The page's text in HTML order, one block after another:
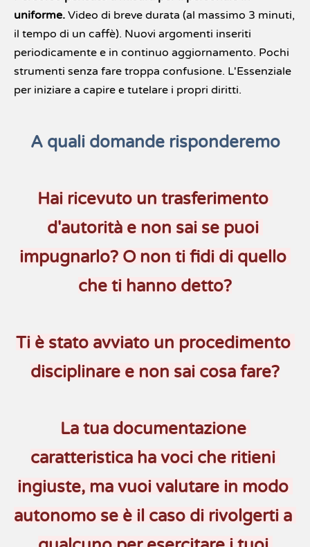
uniforme. Video di breve durata (al massimo 3 minuti,
il tempo di un caffè). Nuovi argomenti inseriti
periodicamente e in continuo aggiornamento. Pochi
strumenti senza fare troppa confusione. L'Essenziale
per iniziare a capire e tutelare i propri diritti.
A quali domande risponderemo
Hai ricevuto un trasferimento
d'autorità e non sai se puoi
impugnarlo? O non ti fidi di quello
che ti hanno detto?
Ti è stato avviato un procedimento
disciplinare e non sai cosa fare?
La tua documentazione
caratteristica ha voci che ritieni
ingiuste, ma vuoi valutare in modo
autonomo se è il caso di rivolgerti a